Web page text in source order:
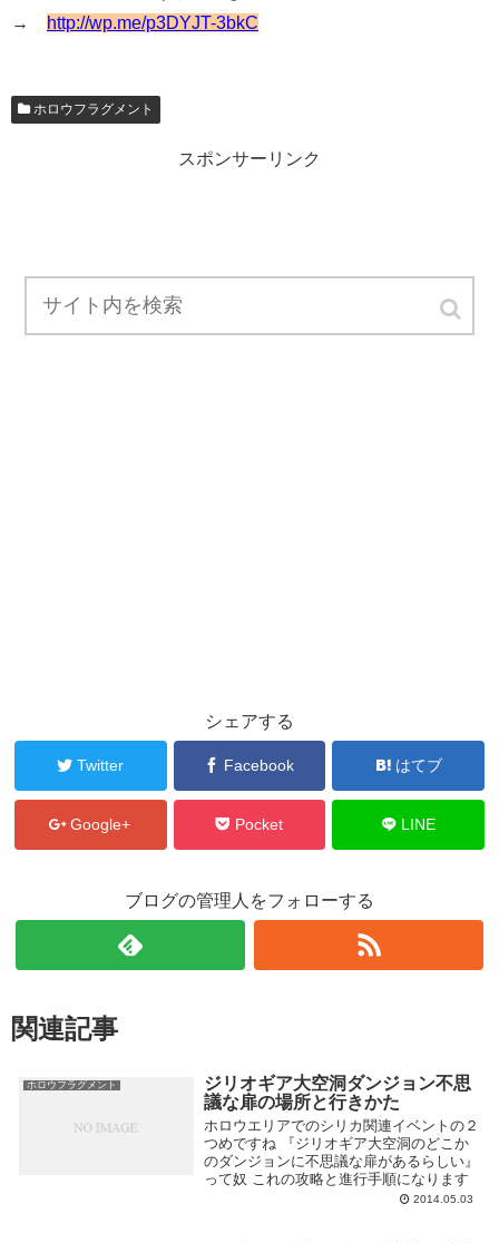
→
http://wp.me/p3DYJT-3bkC
ホロウフラグメント
スポンサーリンク
シェアする
Twitter Facebook はてブ
Google+ Pocket LINE
ブログの管理人をフォローする
関連記事
ホロウフラグメント
ジリオギア大空洞ダンジョン不思
議な扉の場所と行きかた
ホロウエリアでのシリカ関連イベントの２
つめですね 『ジリオギア大空洞のどこか
のダンジョンに不思議な扉があるらしい』
って奴 これの攻略と進行手順になります
2014.05.03